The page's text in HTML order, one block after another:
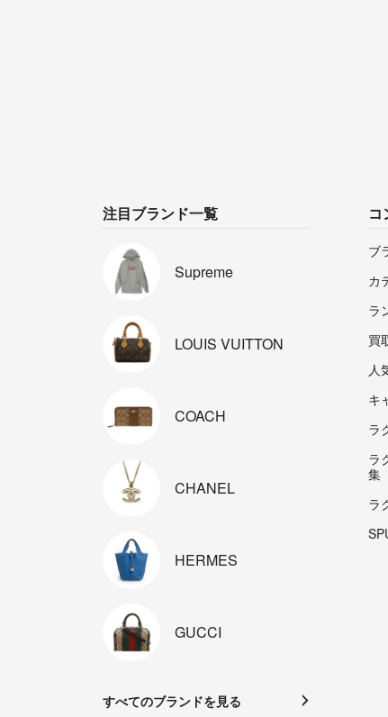
注目ブランド一覧
Supreme
LOUIS VUITTON
COACH
CHANEL
HERMES
GUCCI
すべてのブランドを見る
コ
ブ
カ
ラ
買
人
キ
ラ
ラ
集
ラ